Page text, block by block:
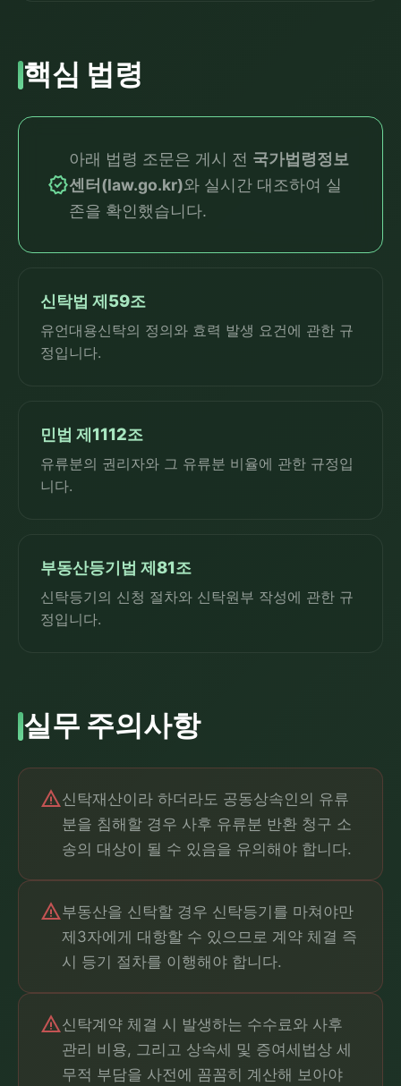
핵심 법령
verified
아래 법령 조문은 게시 전 국가법령정보
센터(law.go.kr)와 실시간 대조하여 실
존을 확인했습니다.
신탁법 제59조
유언대용신탁의 정의와 효력 발생 요건에 관한 규
정입니다.
민법 제1112조
유류분의 권리자와 그 유류분 비율에 관한 규정입
니다.
부동산등기법 제81조
신탁등기의 신청 절차와 신탁원부 작성에 관한 규
정입니다.
실무 주의사항
warning신탁재산이라 하더라도 공동상속인의 유류
분을 침해할 경우 사후 유류분 반환 청구 소
송의 대상이 될 수 있음을 유의해야 합니다.
warning부동산을 신탁할 경우 신탁등기를 마쳐야만
제3자에게 대항할 수 있으므로 계약 체결 즉
시 등기 절차를 이행해야 합니다.
warning신탁계약 체결 시 발생하는 수수료와 사후
관리 비용, 그리고 상속세 및 증여세법상 세
무적 부담을 사전에 꼼꼼히 계산해 보아야